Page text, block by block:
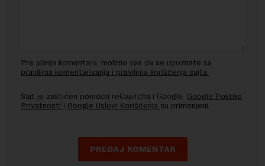
Pre slanja komentara, molimo vas da se upoznate sa
pravilima komentarisanja i pravilima korišćenja sajta.
Sajt je zaštićen pomocu reCaptcha i Google. Google Politika
Privatnosti i Google Uslovi Korišćenja su primenjeni.